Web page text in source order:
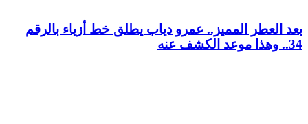
بعد العطر المميز.. عمرو دياب يطلق خط أزياء بالرقم
34.. وهذا موعد الكشف عنه